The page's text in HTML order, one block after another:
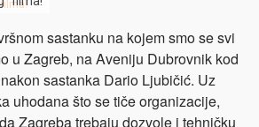
sastanku na kojem smo se svi
u Zagreb, na Aveniju Dubrovnik kod
sastanka Dario Ljubičić. Uz
uhodana što se tiče organizacije,
Zagreba trebaju dozvole i tehničku